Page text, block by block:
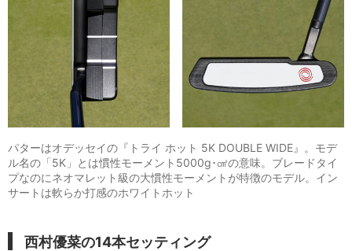
パターはオデッセイの『トライ ホット 5K DOUBLE WIDE』。モデ
ル名の「5K」とは慣性モーメント5000g･㎠の意味。ブレードタイ
プなのにネオマレット級の大慣性モーメントが特徴のモデル。イン
サートは軟らか打感のホワイトホット
西村優菜の14本セッティング